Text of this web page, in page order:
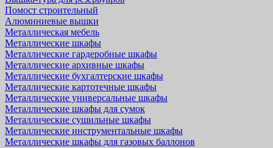
Помост строительный
Алюминиевые вышки
Металлическая мебель
Металлические шкафы
Металлические гардеробные шкафы
Металлические архивные шкафы
Металлические бухгалтерские шкафы
Металлические картотечные шкафы
Металлические универсальные шкафы
Металлические шкафы для сумок
Металлические сушильные шкафы
Металлические инструментальные шкафы
Металлические шкафы для газовых баллонов